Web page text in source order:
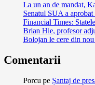
La un an de mandat,
Senatul SUA a
Financial Times:
Brian Hie, profesor
Bolojan le cere din
Comentarii
Porcu pe Șantaj de